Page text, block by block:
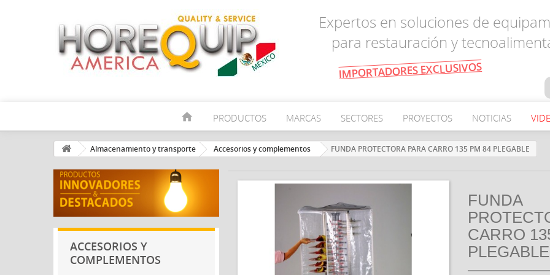
Expertos en soluciones de
para restauración y
IMPORTADORES EXCLUSIVOS
home PRODUCTOS MARCAS SECTORES PROYECTOS NOTICIAS
Almacenamiento y transporte Accesorios y complementos FUNDA PROTECTORA PARA CARRO 135 PM 84 PLEGABLE
ACCESORIOS Y
COMPLEMENTOS
FUNDA
CARRO
PLEGABLE